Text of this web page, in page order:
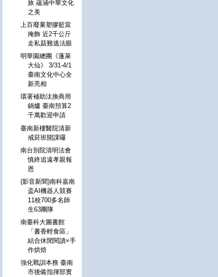
旅 蘊涵中華文化
之美
上百廢棄塑膠籃當
掩飾 近2千公斤
走私菇難逃法眼
明華園總團《蓬萊
大仙》 3/31-4/1
臺南文化中心全
新亮相
環署補助汰換商用
鍋爐 臺南預算2
千萬歡迎申請
臺南新樓醫院清新
戒菸班開課囉
南台別院清明法會
慎終追遠孝親報
恩
(影音新聞)南科嘉南
盃AI機器人競賽
11校700多名師
生63團隊
南臺科大圖書館
「書香輕食區」
結合休閒閱讀×手
作烘焙
強化戰訓本務 臺南
市後備指揮部實